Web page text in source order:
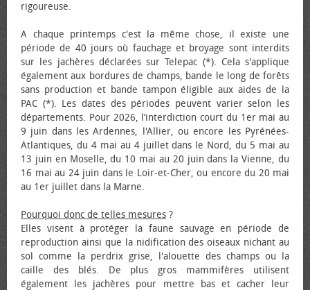
rigoureuse.
A chaque printemps c'est la même chose, il existe une
période de 40 jours où fauchage et broyage sont interdits
sur les jachères déclarées sur Telepac (*). Cela s'applique
également aux bordures de champs, bande le long de forêts
sans production et bande tampon éligible aux aides de la
PAC (*). Les dates des périodes peuvent varier selon les
départements. Pour 2026, l’interdiction court du 1er mai au
9 juin dans les Ardennes, l'Allier, ou encore les Pyrénées-
Atlantiques, du 4 mai au 4 juillet dans le Nord, du 5 mai au
13 juin en Moselle, du 10 mai au 20 juin dans la Vienne, du
16 mai au 24 juin dans le Loir-et-Cher, ou encore du 20 mai
au 1er juillet dans la Marne.
Pourquoi donc de telles mesures ?
Elles visent à protéger la faune sauvage en période de
reproduction ainsi que la nidification des oiseaux nichant au
sol comme la perdrix grise, l'alouette des champs ou la
caille des blés. De plus gros mammifères utilisent
également les jachères pour mettre bas et cacher leur